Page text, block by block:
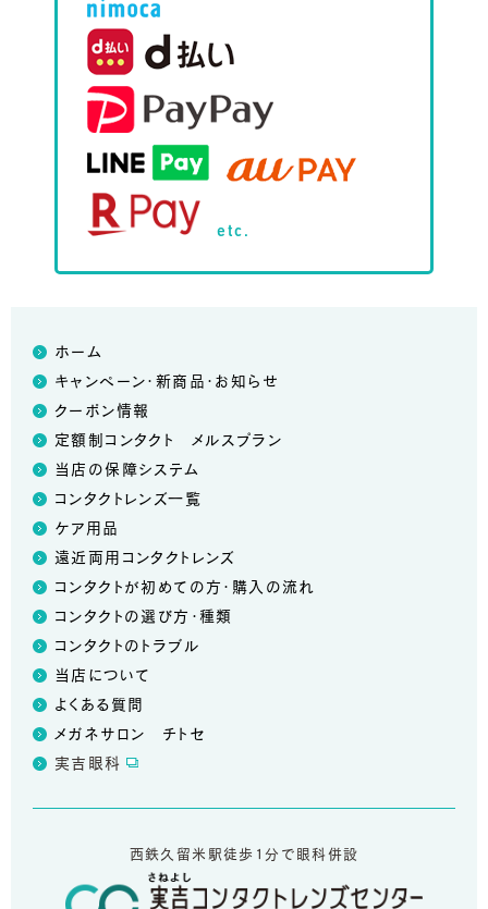
etc.
ホーム
キャンペーン・新商品・お知らせ
クーポン情報
定額制コンタクト メルスプラン
当店の保障システム
コンタクトレンズ一覧
ケア用品
遠近両用コンタクトレンズ
コンタクトが初めての方・購入の流れ
コンタクトの選び方・種類
コンタクトのトラブル
当店について
よくある質問
メガネサロン チトセ
実吉眼科
西鉄久留米駅徒歩1分で眼科併設